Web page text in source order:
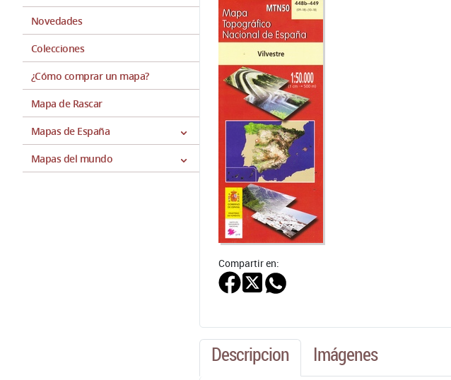
Novedades
Colecciones
¿Cómo comprar un mapa?
Mapa de Rascar
Mapas de España
Mapas del mundo
Compartir en:
Descripcion Imágenes